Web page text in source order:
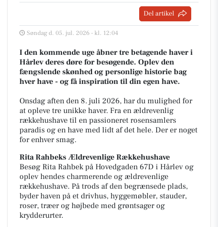
Del artikel
Søndag d. 05. jul. 2026 - kl. 12:04
I den kommende uge åbner tre betagende haver i
Hårlev deres døre for besøgende. Oplev den
fængslende skønhed og personlige historie bag
hver have - og få inspiration til din egen have.
Onsdag aften den 8. juli 2026, har du mulighed for
at opleve tre unikke haver. Fra en ældrevenlig
rækkehushave til en passioneret rosensamlers
paradis og en have med lidt af det hele. Der er noget
for enhver smag.
Rita Rahbeks Ældrevenlige Rækkehushave
Besøg Rita Rahbek på Hovedgaden 67D i Hårlev og
oplev hendes charmerende og ældrevenlige
rækkehushave. På trods af den begrænsede plads,
byder haven på et drivhus, hyggemøbler, stauder,
roser, træer og højbede med grøntsager og
krydderurter.